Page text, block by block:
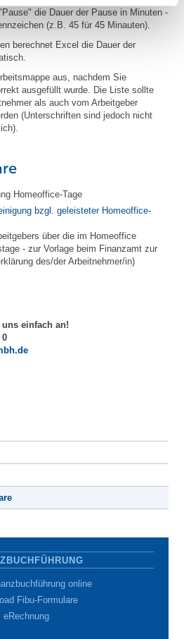
die Dauer der Pause in Minuten -
(z.B. 45 für 45 Minauten).
berechnet Excel die Dauer der
aus, nachdem Sie
ausgefüllt wurde. Die Liste sollte
als auch vom Arbeitgeber
(Unterschriften sind jedoch nicht
Homeoffice-Tage
bzgl. geleisteter Homeoffice-
über die im Homeoffice
- zur Vorlage beim Finanzamt zur
des/der Arbeitnehmer/in)
einfach an!
0
online
Fibu-Formulare
eRechnung